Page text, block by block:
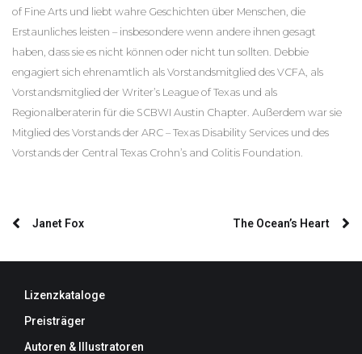
of Fine Arts und liebt wahre Geschichten über Menschen, die
Erstaunliches leisten – insbesondere wenn andere ihnen gesagt
haben, dass sie es nicht können oder nicht tun sollten. Debbie
engagiert sich ehrenamtlich als Vorstandsmitglied des VCFA, als
Vorstandsmitglied der Writer’s League of Texas und als
Regionalberaterin für die SCBWI Austin Chapter. Außerdem war sie
Mitglied des Vorstands der ARC – Texas Disability Services und des
Vorstands der Central Texas Crohn’s and Colitis Foundation.
Janet Fox The Ocean’s Heart
Lizenzkataloge
Preisträger
Autoren & Illustratoren